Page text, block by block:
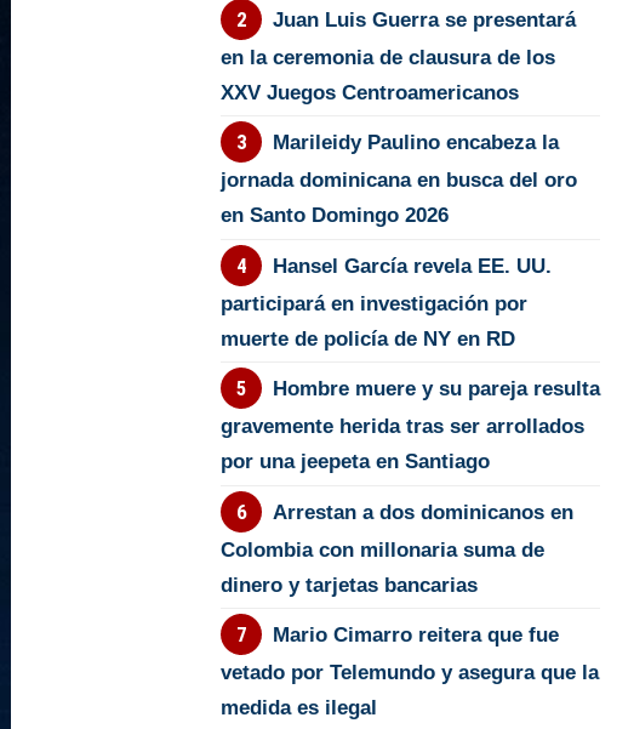
Juan Luis Guerra se presentará
en la ceremonia de clausura de los
XXV Juegos Centroamericanos
Marileidy Paulino encabeza la
jornada dominicana en busca del oro
en Santo Domingo 2026
Hansel García revela EE. UU.
participará en investigación por
muerte de policía de NY en RD
Hombre muere y su pareja resulta
gravemente herida tras ser arrollados
por una jeepeta en Santiago
Arrestan a dos dominicanos en
Colombia con millonaria suma de
dinero y tarjetas bancarias
Mario Cimarro reitera que fue
vetado por Telemundo y asegura que la
medida es ilegal